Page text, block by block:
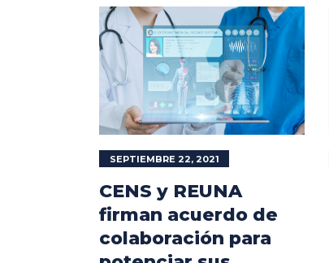
SEPTIEMBRE 22, 2021
CENS y REUNA
firman acuerdo de
colaboración para